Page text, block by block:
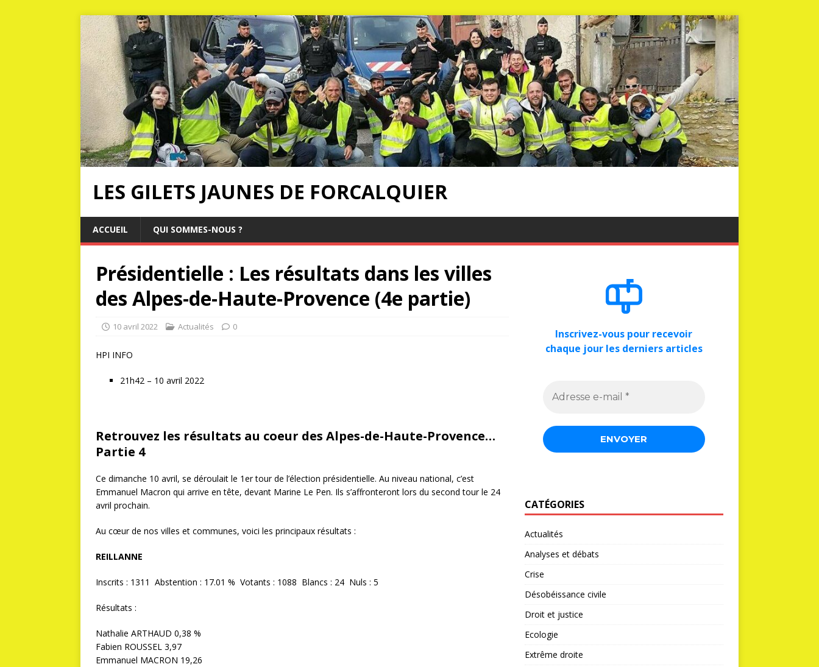
LES GILETS JAUNES DE FORCALQUIER
ACCUEIL QUI SOMMES-NOUS ?
Présidentielle : Les résultats dans les villes
des Alpes-de-Haute-Provence (4e partie)
10 avril 2022 Actualités 0
HPI INFO
21h42 – 10 avril 2022
Retrouvez les résultats au coeur des Alpes-de-Haute-Provence…
Partie 4
Ce dimanche 10 avril, se déroulait le 1er tour de l’élection présidentielle. Au niveau national, c’est
Emmanuel Macron qui arrive en tête, devant Marine Le Pen. Ils s’affronteront lors du second tour le 24
avril prochain.
Au cœur de nos villes et communes, voici les principaux résultats :
REILLANNE
Inscrits : 1311 Abstention : 17.01 % Votants : 1088 Blancs : 24 Nuls : 5
Résultats :
Nathalie ARTHAUD 0,38 %
Fabien ROUSSEL 3,97
Emmanuel MACRON 19,26
Inscrivez-vous pour recevoir
chaque jour les derniers articles
CATÉGORIES
Actualités
Analyses et débats
Crise
Désobéissance civile
Droit et justice
Ecologie
Extrême droite